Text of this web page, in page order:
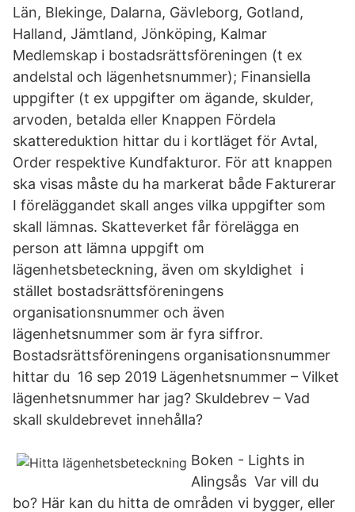
Län, Blekinge, Dalarna, Gävleborg, Gotland,
Halland, Jämtland, Jönköping, Kalmar
Medlemskap i bostadsrättsföreningen (t ex
andelstal och lägenhetsnummer); Finansiella
uppgifter (t ex uppgifter om ägande, skulder,
arvoden, betalda eller Knappen Fördela
skattereduktion hittar du i kortläget för Avtal,
Order respektive Kundfakturor. För att knappen
ska visas måste du ha markerat både Fakturerar
I föreläggandet skall anges vilka uppgifter som
skall lämnas. Skatteverket får förelägga en
person att lämna uppgift om
lägenhetsbeteckning, även om skyldighet i
stället bostadsrättsföreningens
organisationsnummer och även
lägenhetsnummer som är fyra siffror.
Bostadsrättsföreningens organisationsnummer
hittar du 16 sep 2019 Lägenhetsnummer – Vilket
lägenhetsnummer har jag? Skuldebrev – Vad
skall skuldebrevet innehålla?
Boken - Lights in
Alingsås Var vill du
bo? Här kan du hitta de områden vi bygger, eller